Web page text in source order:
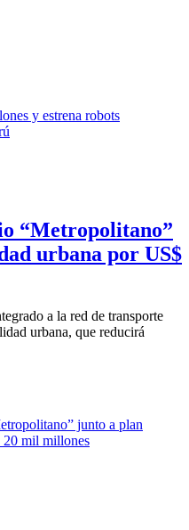
“Metropolitano”
urbana por US$
a la red de transporte
urbana, que reducirá